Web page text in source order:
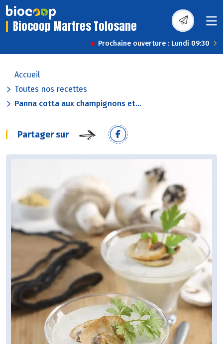
Biocoop Martres Tolosane
Prochaine ouverture : Lundi 09:30
Accueil
Toutes nos recettes
Panna cotta aux champignons et...
Partager sur